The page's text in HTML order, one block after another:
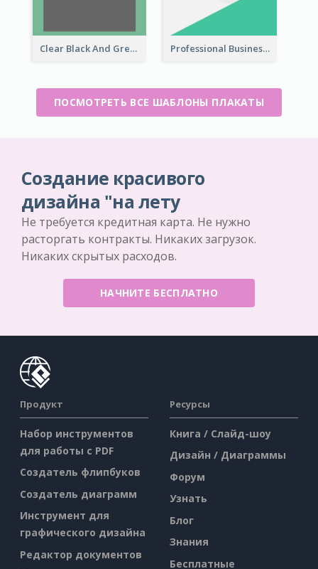
Clear Black And Green Event Poster Professional Business Informative Poster
ПОСМОТРЕТЬ ВСЕ ШАБЛОНЫ ПЛАКАТЫ
Создание красивого
дизайна "на лету
Не требуется кредитная карта. Не нужно
расторгать контракты. Никаких загрузок.
Никаких скрытых расходов.
НАЧНИТЕ БЕСПЛАТНО
Продукт
Набор инструментов
для работы с PDF
Создатель флипбуков
Создатель диаграмм
Инструмент для
графического дизайна
Редактор документов
Ресурсы
Книга / Слайд-шоу
Дизайн / Диаграммы
Форум
Узнать
Блог
Знания
Бесплатные